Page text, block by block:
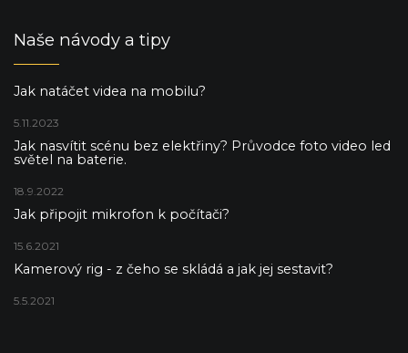
Naše návody a tipy
Jak natáčet videa na mobilu?
5.11.2023
Jak nasvítit scénu bez elektřiny? Průvodce foto video led
světel na baterie.
18.9.2022
Jak připojit mikrofon k počítači?
15.6.2021
Kamerový rig - z čeho se skládá a jak jej sestavit?
5.5.2021